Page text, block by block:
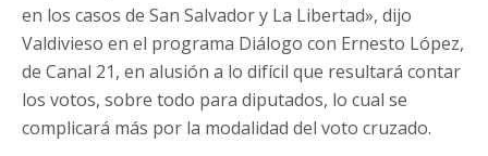
en los casos de San Salvador y La Libertad», dijo
Valdivieso en el programa Diálogo con Ernesto López,
de Canal 21, en alusión a lo difícil que resultará contar
los votos, sobre todo para diputados, lo cual se
complicará más por la modalidad del voto cruzado.